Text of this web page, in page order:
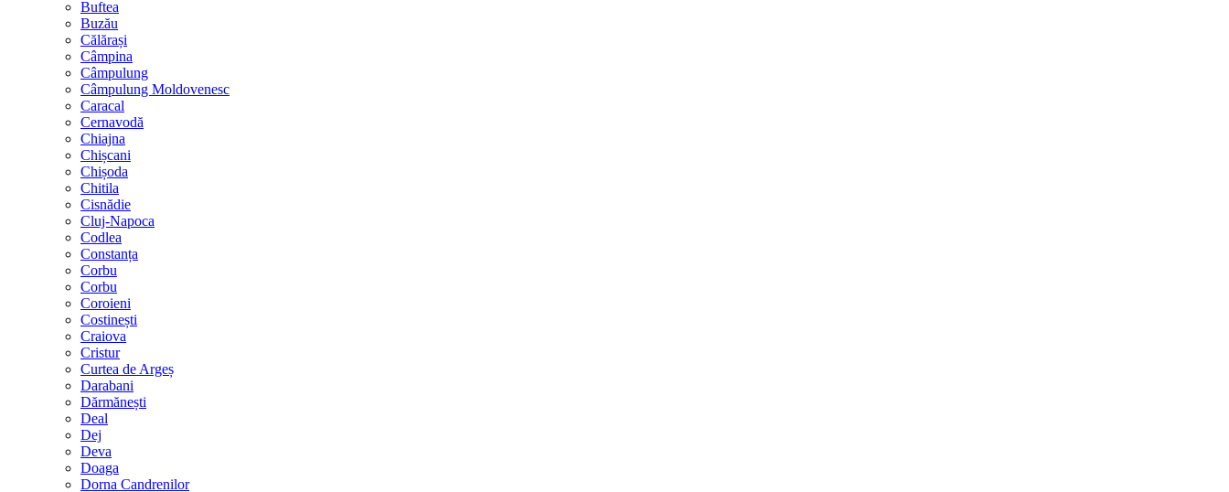
Buftea
Buzău
Călărași
Câmpina
Câmpulung
Câmpulung Moldovenesc
Caracal
Cernavodă
Chiajna
Chișcani
Chișoda
Chitila
Cisnădie
Cluj-Napoca
Codlea
Constanța
Corbu
Corbu
Coroieni
Costinești
Craiova
Cristur
Curtea de Argeș
Darabani
Dărmănești
Deal
Dej
Deva
Doaga
Dorna Candrenilor